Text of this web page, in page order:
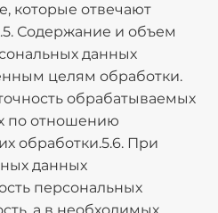
которые отвечают
Содержание и объем
данных
целям обработки.
обрабатываемых
по отношению
обработки.5.6. При
данных
персональных